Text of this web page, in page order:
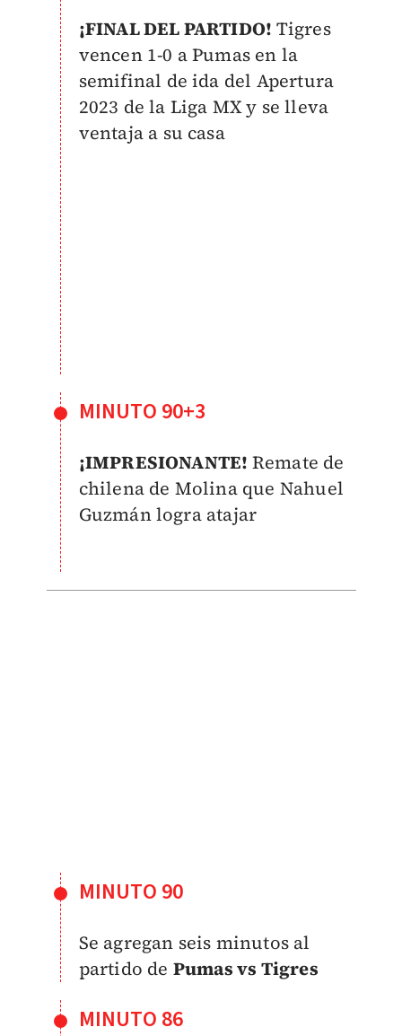
¡FINAL DEL PARTIDO! Tigres
vencen 1-0 a Pumas en la
semifinal de ida del Apertura
2023 de la Liga MX y se lleva
ventaja a su casa
MINUTO 90+3
¡IMPRESIONANTE! Remate de
chilena de Molina que Nahuel
Guzmán logra atajar
MINUTO 90
Se agregan seis minutos al
partido de Pumas vs Tigres
MINUTO 86